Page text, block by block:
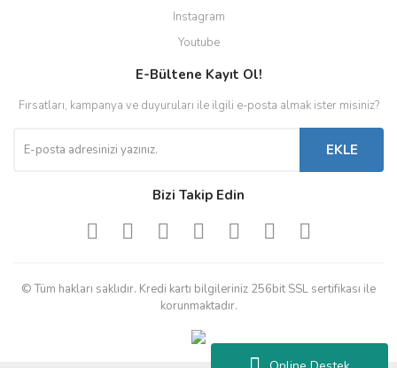
Instagram
Youtube
E-Bültene Kayıt Ol!
Fırsatları, kampanya ve duyuruları ile ilgili e-posta almak ister misiniz?
EKLE
Bizi Takip Edin
© Tüm hakları saklıdır. Kredi kartı bilgileriniz 256bit SSL sertifikası ile
korunmaktadır.